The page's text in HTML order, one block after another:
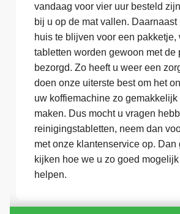
vandaag voor vier uur besteld
bij u op de mat vallen. Daarnaast
huis te blijven voor een pakketje,
tabletten worden gewoon met de
bezorgd. Zo heeft u weer een
doen onze uiterste best om het
uw koffiemachine zo
maken. Dus mocht u vragen
reinigingstabletten, neem dan
met onze klantenservice op. Dan
kijken hoe we u zo goed
helpen.